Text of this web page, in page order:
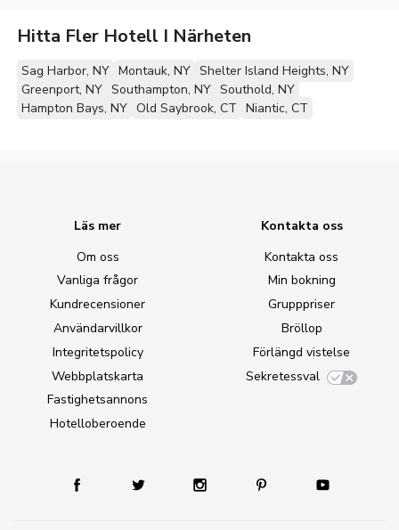
Hitta Fler Hotell I Närheten
Sag Harbor, NY Montauk, NY Shelter Island Heights, NY
Greenport, NY Southampton, NY Southold, NY
Hampton Bays, NY Old Saybrook, CT Niantic, CT
Läs mer
Om oss
Vanliga frågor
Kundrecensioner
Användarvillkor
Integritetspolicy
Webbplatskarta
Fastighetsannons
Hotelloberoende
Kontakta oss
Kontakta oss
Min bokning
Grupppriser
Bröllop
Förlängd vistelse
Sekretessval